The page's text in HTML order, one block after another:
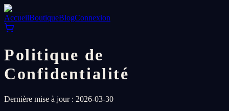
AccueilBoutiqueBlogConnexion
Politique de
Confidentialité
Dernière mise à jour : 2026-03-30